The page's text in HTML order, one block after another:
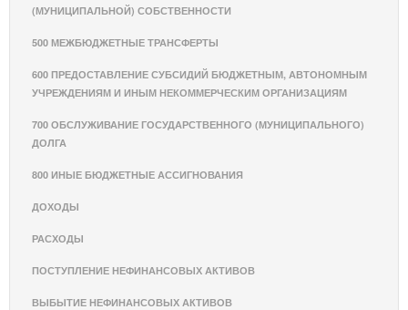
(МУНИЦИПАЛЬНОЙ) СОБСТВЕННОСТИ
500 МЕЖБЮДЖЕТНЫЕ ТРАНСФЕРТЫ
600 ПРЕДОСТАВЛЕНИЕ СУБСИДИЙ БЮДЖЕТНЫМ, АВТОНОМНЫМ
УЧРЕЖДЕНИЯМ И ИНЫМ НЕКОММЕРЧЕСКИМ ОРГАНИЗАЦИЯМ
700 ОБСЛУЖИВАНИЕ ГОСУДАРСТВЕННОГО (МУНИЦИПАЛЬНОГО)
ДОЛГА
800 ИНЫЕ БЮДЖЕТНЫЕ АССИГНОВАНИЯ
ДОХОДЫ
РАСХОДЫ
ПОСТУПЛЕНИЕ НЕФИНАНСОВЫХ АКТИВОВ
ВЫБЫТИЕ НЕФИНАНСОВЫХ АКТИВОВ